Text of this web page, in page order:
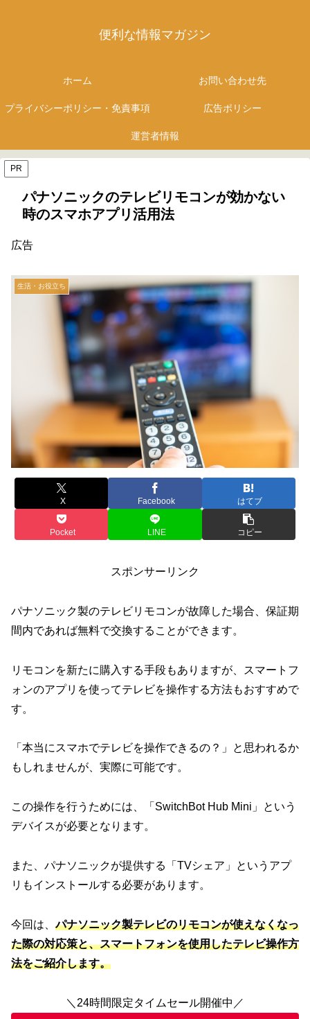
便利な情報マガジン
ホーム お問い合わせ先
プライバシーポリシー・免責事項 広告ポリシー
運営者情報
PR
パナソニックのテレビリモコンが効かない
時のスマホアプリ活用法
広告
生活・お役立ち
X Facebook はてブ
Pocket LINE コピー
スポンサーリンク
パナソニック製のテレビリモコンが故障した場合、保証期
間内であれば無料で交換することができます。
リモコンを新たに購入する手段もありますが、スマートフ
ォンのアプリを使ってテレビを操作する方法もおすすめで
す。
「本当にスマホでテレビを操作できるの？」と思われるか
もしれませんが、実際に可能です。
この操作を行うためには、「SwitchBot Hub Mini」という
デバイスが必要となります。
また、パナソニックが提供する「TVシェア」というアプ
リもインストールする必要があります。
今回は、パナソニック製テレビのリモコンが使えなくなっ
た際の対応策と、スマートフォンを使用したテレビ操作方
法をご紹介します。
＼24時間限定タイムセール開催中／